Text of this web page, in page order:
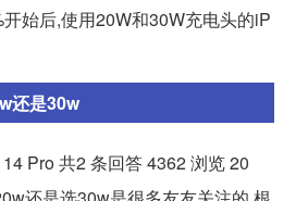
始后,使用20W和30W充电头的iP
还是30w
Pro 共2 条回答 4362 浏览 20